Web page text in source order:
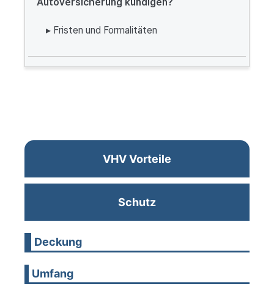
▸ Fristen und Formalitäten
VHV Vorteile
Schutz
Deckung
Umfang